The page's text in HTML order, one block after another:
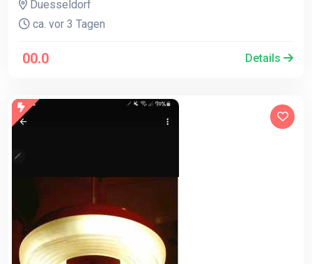
Duesseldorf
ca. vor 3 Tagen
00.0 Details